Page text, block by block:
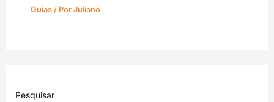
Guias/ Por Juliano
Pesquisar